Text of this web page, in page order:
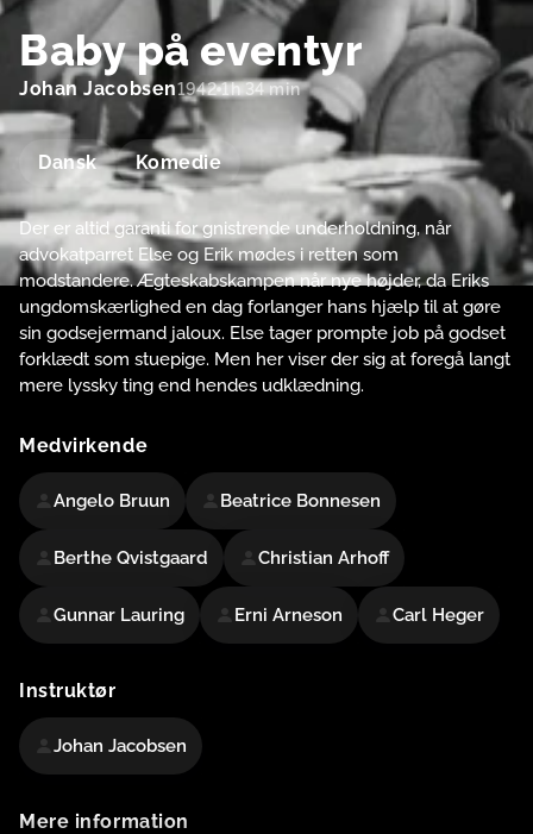
Baby på eventyr
Johan Jacobsen1942 1h 34 min
Dansk Komedie
Der er altid garanti for gnistrende underholdning, når
advokatparret Else og Erik mødes i retten som
modstandere. Ægteskabskampen når nye højder, da Eriks
ungdomskærlighed en dag forlanger hans hjælp til at gøre
sin godsejermand jaloux. Else tager prompte job på godset
forklædt som stuepige. Men her viser der sig at foregå langt
mere lyssky ting end hendes udklædning.
Medvirkende
Angelo Bruun Beatrice Bonnesen
Berthe Qvistgaard Christian Arhoff
Gunnar Lauring Erni Arneson Carl Heger
Instruktør
Johan Jacobsen
Mere information